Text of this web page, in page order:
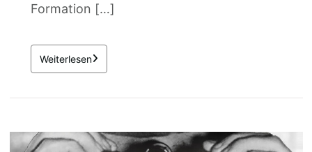
Formation […]
Weiterlesen